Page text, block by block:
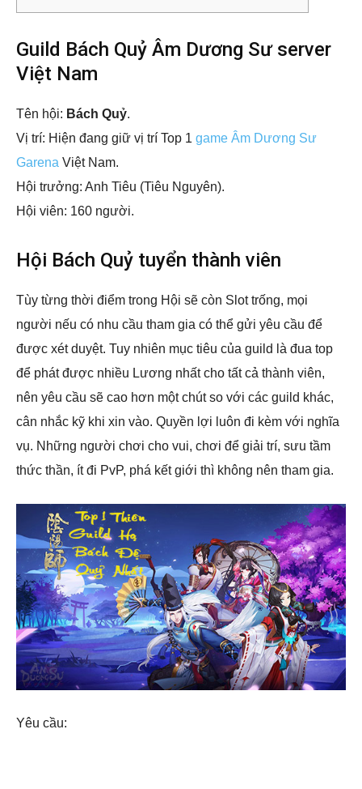
Guild Bách Quỷ Âm Dương Sư server
Việt Nam
Tên hội: Bách Quỷ.
Vị trí: Hiện đang giữ vị trí Top 1 game Âm Dương Sư
Garena Việt Nam.
Hội trưởng: Anh Tiêu (Tiêu Nguyên).
Hội viên: 160 người.
Hội Bách Quỷ tuyển thành viên
Tùy từng thời điểm trong Hội sẽ còn Slot trống, mọi
người nếu có nhu cầu tham gia có thể gửi yêu cầu để
được xét duyệt. Tuy nhiên mục tiêu của guild là đua top
để phát được nhiều Lương nhất cho tất cả thành viên,
nên yêu cầu sẽ cao hơn một chút so với các guild khác,
cân nhắc kỹ khi xin vào. Quyền lợi luôn đi kèm với nghĩa
vụ. Những người chơi cho vui, chơi để giải trí, sưu tầm
thức thần, ít đi PvP, phá kết giới thì không nên tham gia.
Yêu cầu: